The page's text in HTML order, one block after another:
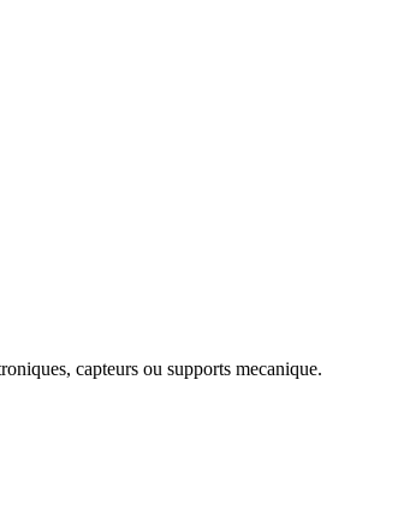
capteurs ou supports mecanique.